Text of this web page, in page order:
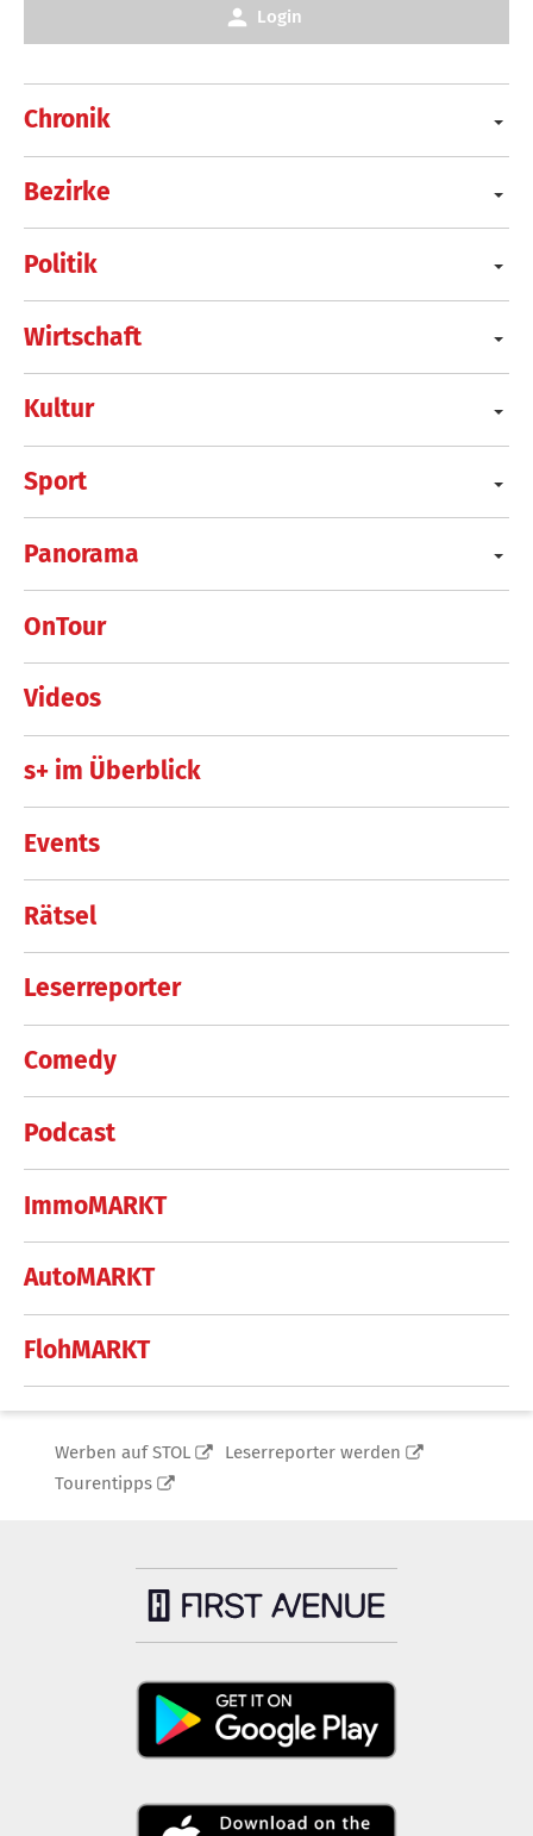
Chronik
Bezirke
Politik
Wirtschaft
Kultur
Sport
Panorama
OnTour
Videos
s+ im Überblick
Events
Rätsel
Leserreporter
Comedy
Podcast
ImmoMARKT
AutoMARKT
FlohMARKT
Login
Werben auf STOL
Leserreporter werden
Tourentipps